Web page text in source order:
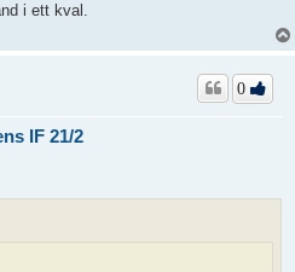
i ett kval.
IF 21/2
0